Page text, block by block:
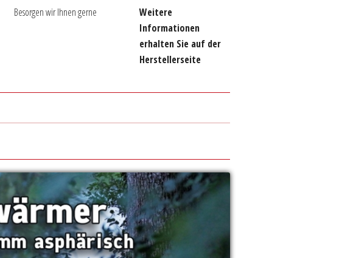
Besorgen wir Ihnen gerne
Weitere
Informationen
erhalten Sie auf der
Herstellerseite